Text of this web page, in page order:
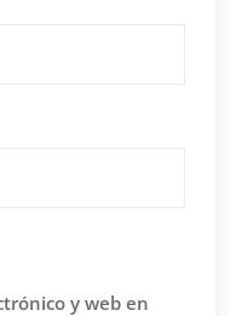
y web en